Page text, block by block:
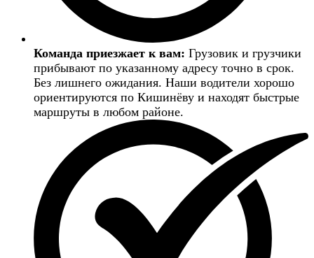
Команда приезжает к вам: Грузовик и грузчики
прибывают по указанному адресу точно в срок.
Без лишнего ожидания. Наши водители хорошо
ориентируются по Кишинёву и находят быстрые
маршруты в любом районе.